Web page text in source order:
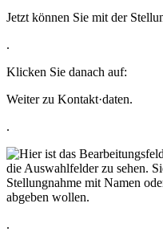
Jetzt können Sie mit der
.
Klicken Sie danach auf:
Weiter zu Kontakt·daten.
.
.